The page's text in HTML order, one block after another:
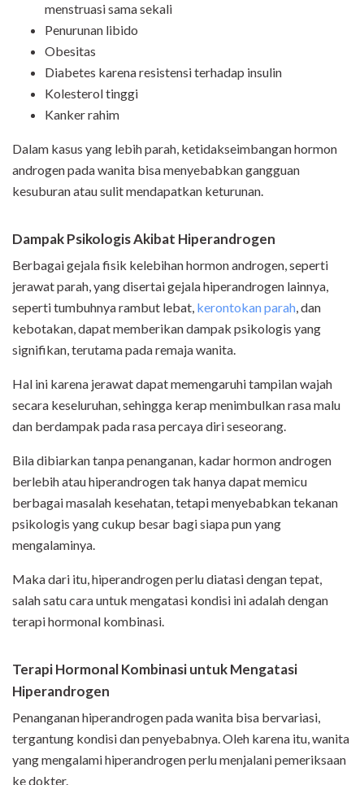
menstruasi sama sekali
Penurunan libido
Obesitas
Diabetes karena resistensi terhadap insulin
Kolesterol tinggi
Kanker rahim
Dalam kasus yang lebih parah, ketidakseimbangan hormon
androgen pada wanita bisa menyebabkan gangguan
kesuburan atau sulit mendapatkan keturunan.
Dampak Psikologis Akibat Hiperandrogen
Berbagai gejala fisik kelebihan hormon androgen, seperti
jerawat parah, yang disertai gejala hiperandrogen lainnya,
seperti tumbuhnya rambut lebat, kerontokan parah, dan
kebotakan, dapat memberikan dampak psikologis yang
signifikan, terutama pada remaja wanita.
Hal ini karena jerawat dapat memengaruhi tampilan wajah
secara keseluruhan, sehingga kerap menimbulkan rasa malu
dan berdampak pada rasa percaya diri seseorang.
Bila dibiarkan tanpa penanganan, kadar hormon androgen
berlebih atau hiperandrogen tak hanya dapat memicu
berbagai masalah kesehatan, tetapi menyebabkan tekanan
psikologis yang cukup besar bagi siapa pun yang
mengalaminya.
Maka dari itu, hiperandrogen perlu diatasi dengan tepat,
salah satu cara untuk mengatasi kondisi ini adalah dengan
terapi hormonal kombinasi.
Terapi Hormonal Kombinasi untuk Mengatasi
Hiperandrogen
Penanganan hiperandrogen pada wanita bisa bervariasi,
tergantung kondisi dan penyebabnya. Oleh karena itu, wanita
yang mengalami hiperandrogen perlu menjalani pemeriksaan
ke dokter.